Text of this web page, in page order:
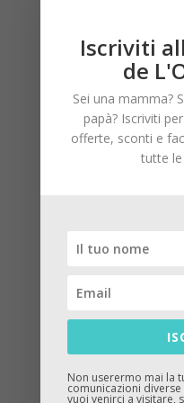
Save The
Iscriviti
de
Sei una mamma?
papà? Iscriviti
offerte, sconti e
tutte
Non userermo mai la
comunicazioni
vuoi venirci a visitare,